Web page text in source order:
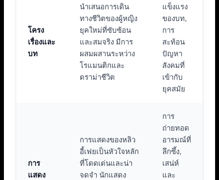
โครง
เรื่องและ
บท
นำเสนอการเดิน
ทางชีวิตของผู้หญิง
ยุคใหม่ที่ซับซ้อน
และสมจริง มีการ
ผสมผสานระหว่าง
โรแมนติกและ
ดราม่าชีวิต
แข็งแรง
ของบท,
การ
สะท้อน
ปัญหา
สังคมที่
เข้ากับ
ยุคสมัย
การ
แสดง
การแสดงของหลิว
อี้เฟยเป็นหัวใจหลัก
ที่โดดเด่นและน่า
จดจำ นักแสดง
การ
ถ่ายทอด
อารมณ์ที่
ลึกซึ้ง,
เสน่ห์
และ